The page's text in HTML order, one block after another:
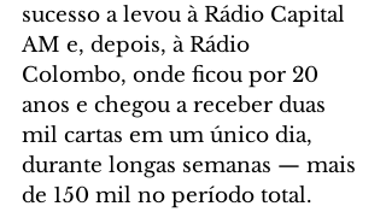
sucesso a levou à Rádio Capital
AM e, depois, à Rádio
Colombo, onde ficou por 20
anos e chegou a receber duas
mil cartas em um único dia,
durante longas semanas — mais
de 150 mil no período total.